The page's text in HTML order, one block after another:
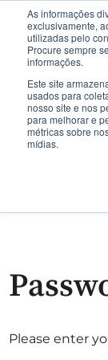
As informações
exclusivamente,
utilizadas pelo
Procure sempre
informações.
Este site
usados para
nosso site e nos
para melhorar e
métricas sobre
mídias.
Please enter